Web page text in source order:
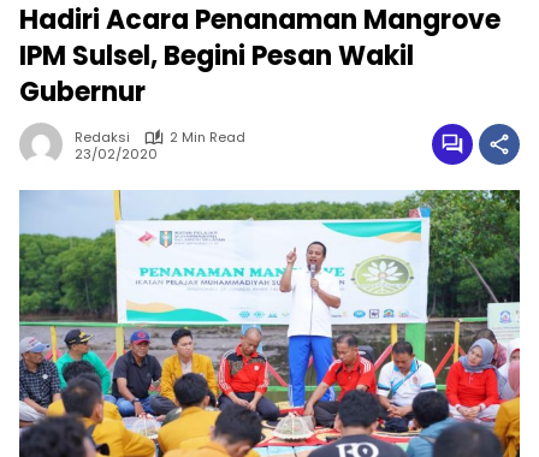
Hadiri Acara Penanaman Mangrove
IPM Sulsel, Begini Pesan Wakil
Gubernur
Redaksi
2 Min Read
23/02/2020